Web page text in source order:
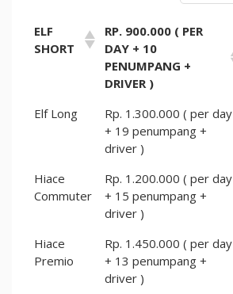
ELF
SHORT
RP. 900.000 ( PER
DAY + 10
PENUMPANG +
DRIVER )
Elf Long
Rp. 1.300.000 ( per day
+ 19 penumpang +
driver )
Hiace
Commuter
Rp. 1.200.000 ( per day
+ 15 penumpang +
driver )
Hiace
Premio
Rp. 1.450.000 ( per day
+ 13 penumpang +
driver )